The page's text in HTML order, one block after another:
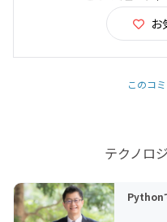
お
このコ
テクノロ
Python